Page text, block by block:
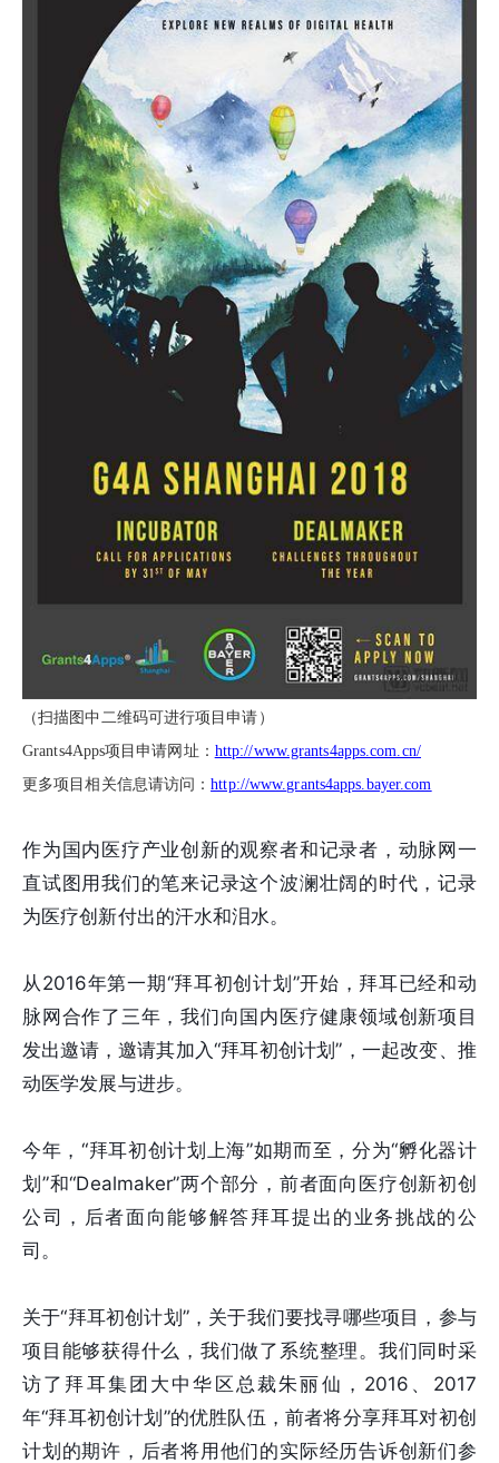
（扫描图中二维码可进行项目申请）
Grants4Apps项目申请网址： http://www.grants4apps.com.cn/
更多项目相关信息请访问：http://www.grants4apps.bayer.com
作为国内医疗产业创新的观察者和记录者，动脉网一
直试图用我们的笔来记录这个波澜壮阔的时代，记录
为医疗创新付出的汗水和泪水。
从2016年第一期“拜耳初创计划”开始，拜耳已经和动
脉网合作了三年，我们向国内医疗健康领域创新项目
发出邀请，邀请其加入“拜耳初创计划”，一起改变、推
动医学发展与进步。
今年，“拜耳初创计划上海”如期而至，分为“孵化器计
划”和“Dealmaker”两个部分，前者面向医疗创新初创
公司，后者面向能够解答拜耳提出的业务挑战的公
司。
关于“拜耳初创计划”，关于我们要找寻哪些项目，参与
项目能够获得什么，我们做了系统整理。我们同时采
访了拜耳集团大中华区总裁朱丽仙，2016、2017
年“拜耳初创计划”的优胜队伍，前者将分享拜耳对初创
计划的期许，后者将用他们的实际经历告诉创新们参